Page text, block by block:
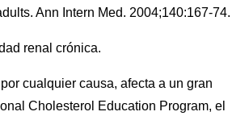
Ann Intern Med. 2004;140:167-74.
renal crónica.
cualquier causa, afecta a un gran
Cholesterol Education Program, el